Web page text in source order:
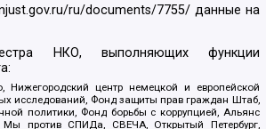
ru/documents/7755/ данные на
НКО, выполняющих функции
Нижегородский центр немецкой и европейской
исследований, Фонд защиты прав граждан Штаб,
политики, Фонд борьбы с коррупцией, Альянс
против СПИДа, СВЕЧА, Открытый Петербург,